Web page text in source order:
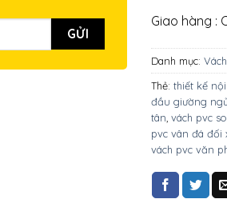
Giao hàng :
Danh mục:
Thẻ: thiết kế
đầu giường
tân vách pvc
pvc vân đá đối
vách pvc văn